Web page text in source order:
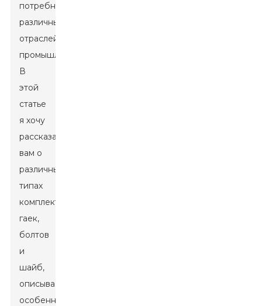
потребностей
различных
отраслей
промышленности.
В
этой
статье
я хочу
рассказать
вам о
различных
типах
комплектов
гаек,
болтов
и
шайб,
описывая
особенности